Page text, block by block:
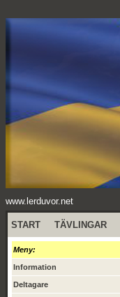
www.lerduvor.net
START TÄVLINGAR
Meny:
Information
Deltagare